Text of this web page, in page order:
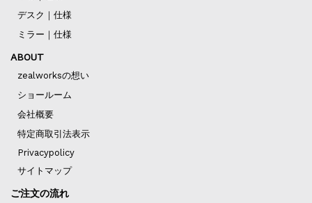
デスク｜仕様
ミラー｜仕様
ABOUT
zealworksの想い
ショールーム
会社概要
特定商取引法表示
Privacypolicy
サイトマップ
ご注文の流れ